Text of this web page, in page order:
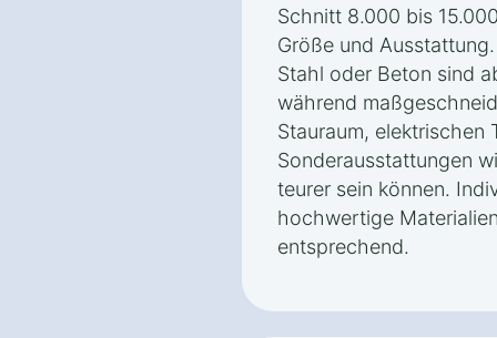
Schnitt 8.000 bis
Größe und
Stahl oder Beton sind
während
Stauraum, elektrischen
Sonderausstattungen
teurer sein können.
hochwertige
entsprechend.